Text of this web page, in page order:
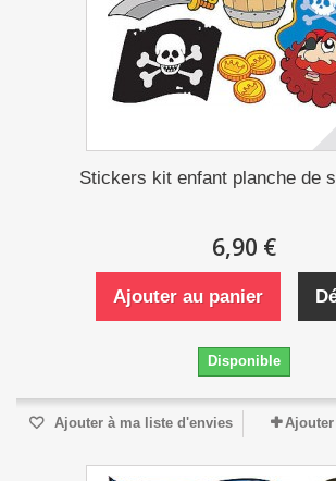
Stickers kit enfant planche de
6,90 €
Ajouter au panier
Disponible
Ajouter à ma liste d'envies